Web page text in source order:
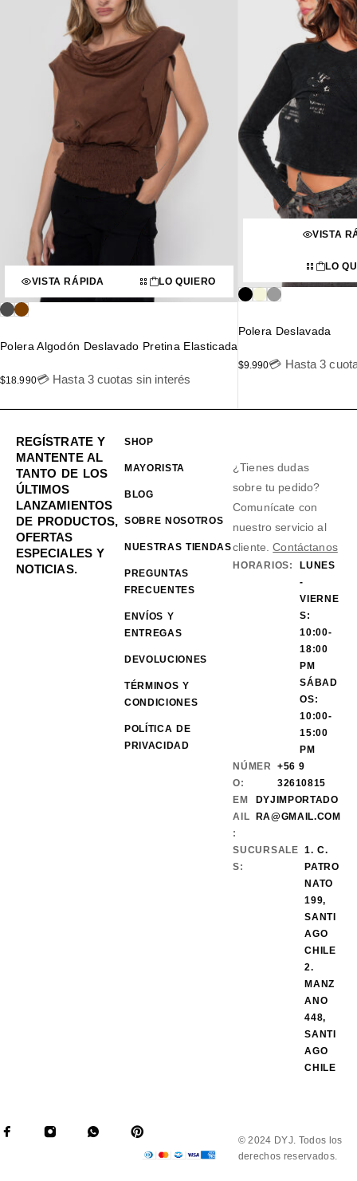
VISTA RÁPIDA LO QUIERO
Polera Algodón Deslavado Pretina Elasticada
$18.990💳 Hasta 3 cuotas sin interés
VISTA
LO
Polera Deslavada
$9.990💳 Hasta 3
REGÍSTRATE Y
MANTENTE AL
TANTO DE LOS
ÚLTIMOS
LANZAMIENTOS
DE PRODUCTOS,
OFERTAS
ESPECIALES Y
NOTICIAS.
SHOP
MAYORISTA
BLOG
SOBRE NOSOTROS
NUESTRAS TIENDAS
PREGUNTAS
FRECUENTES
ENVÍOS Y
ENTREGAS
DEVOLUCIONES
TÉRMINOS Y
CONDICIONES
POLÍTICA DE
PRIVACIDAD
¿Tienes dudas
sobre tu pedido?
Comunícate con
nuestro servicio al
cliente.Contáctanos
HORARIOS:
LUNES
-
VIERNE
S:
10:00-
18:00
PM
SÁBAD
OS:
10:00-
15:00
PM
NÚMER
O:
+56 9
32610815
EM
AIL
:
DYJIMPORTADO
RA@GMAIL.COM
SUCURSALE
S:
1. C.
PATRO
NATO
199,
SANTI
AGO
CHILE
2.
MANZ
ANO
448,
SANTI
AGO
CHILE
© 2024 DYJ. Todos los
derechos reservados.